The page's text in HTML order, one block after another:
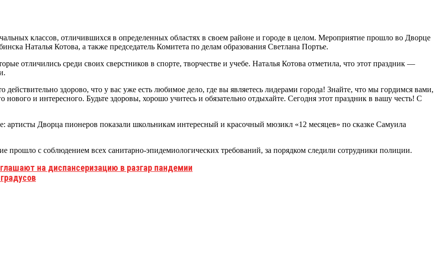
классов, отличившихся в определенных областях в своем районе и городе в целом. Мероприятие прошло во Дворце
Наталья Котова, а также председатель Комитета по делам образования Светлана Портье.
отличились среди своих сверстников в спорте, творчестве и учебе. Наталья Котова отметила, что этот праздник —
здорово, что у вас уже есть любимое дело, где вы являетесь лидерами города! Знайте, что мы гордимся вами,
и интересного. Будьте здоровы, хорошо учитесь и обязательно отдыхайте. Сегодня этот праздник в вашу честь! С
артисты Дворца пионеров показали школьникам интересный и красочный мюзикл «12 месяцев» по сказке Самуила
с соблюдением всех санитарно-эпидемиологических требований, за порядком следили сотрудники полиции.
на диспансеризацию в разгар пандемии